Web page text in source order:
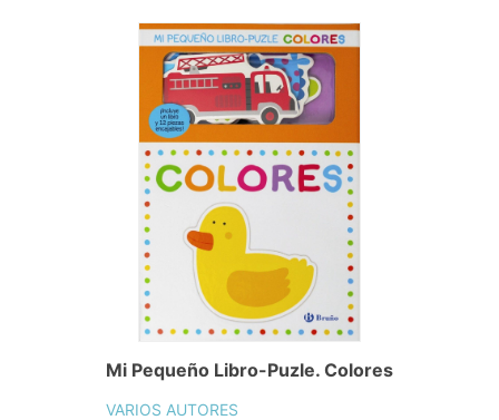
Mi Pequeño Libro-Puzle. Colores
VARIOS AUTORES